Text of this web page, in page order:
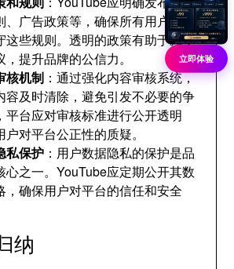
、广告政策等，确保所有用户都能
这些规则。透明的政策有助于减少
提升品牌的公信力。
核机制 ：通过强化内容审核系统，
容及时清除，避免引发不必要的争
平台应对审核标准进行公开透明
对平台公正性的质疑。
私保护 ：用户数据隐私的保护是品
心之一。YouTube应定期公开其数
，确保用户对平台的信任和安全
纳
立即体验